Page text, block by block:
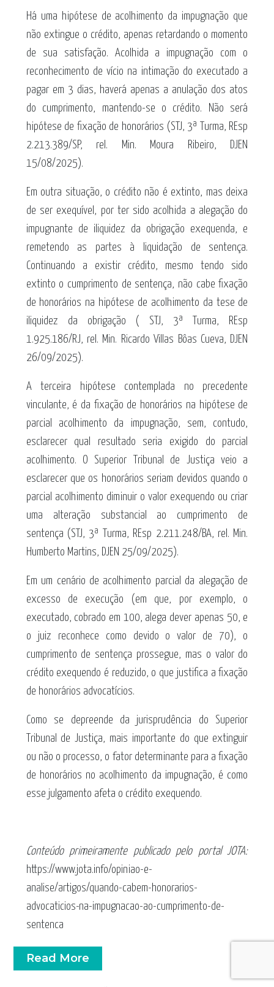
Há uma hipótese de acolhimento da impugnação que
não extingue o crédito, apenas retardando o momento
de sua satisfação. Acolhida a impugnação com o
reconhecimento de vício na intimação do executado a
pagar em 3 dias, haverá apenas a anulação dos atos
do cumprimento, mantendo-se o crédito. Não será
hipótese de fixação de honorários (STJ, 3ª Turma, REsp
2.213.389/SP, rel. Min. Moura Ribeiro, DJEN
15/08/2025).
Em outra situação, o crédito não é extinto, mas deixa
de ser exequível, por ter sido acolhida a alegação do
impugnante de iliquidez da obrigação exequenda, e
remetendo as partes à liquidação de sentença.
Continuando a existir crédito, mesmo tendo sido
extinto o cumprimento de sentença, não cabe fixação
de honorários na hipótese de acolhimento da tese de
iliquidez da obrigação ( STJ, 3ª Turma, REsp
1.925.186/RJ, rel. Min. Ricardo Villas Bôas Cueva, DJEN
26/09/2025).
A terceira hipótese contemplada no precedente
vinculante, é da fixação de honorários na hipótese de
parcial acolhimento da impugnação, sem, contudo,
esclarecer qual resultado seria exigido do parcial
acolhimento. O Superior Tribunal de Justiça veio a
esclarecer que os honorários seriam devidos quando o
parcial acolhimento diminuir o valor exequendo ou criar
uma alteração substancial ao cumprimento de
sentença (STJ, 3ª Turma, REsp 2.211.248/BA, rel. Min.
Humberto Martins, DJEN 25/09/2025).
Em um cenário de acolhimento parcial da alegação de
excesso de execução (em que, por exemplo, o
executado, cobrado em 100, alega dever apenas 50, e
o juiz reconhece como devido o valor de 70), o
cumprimento de sentença prossegue, mas o valor do
crédito exequendo é reduzido, o que justifica a fixação
de honorários advocatícios.
Como se depreende da jurisprudência do Superior
Tribunal de Justiça, mais importante do que extinguir
ou não o processo, o fator determinante para a fixação
de honorários no acolhimento da impugnação, é como
esse julgamento afeta o crédito exequendo.
Conteúdo primeiramente publicado pelo portal JOTA:
https://www.jota.info/opiniao-e-
analise/artigos/quando-cabem-honorarios-
advocaticios-na-impugnacao-ao-cumprimento-de-
sentenca
Read More